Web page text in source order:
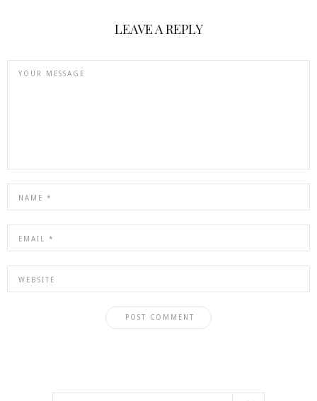
LEAVE A REPLY